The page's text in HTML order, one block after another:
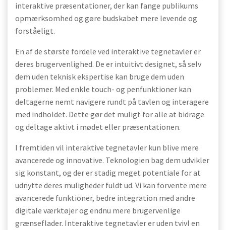
interaktive præsentationer, der kan fange publikums
opmærksomhed og gøre budskabet mere levende og
forståeligt.
En af de største fordele ved interaktive tegnetavler er
deres brugervenlighed. De er intuitivt designet, så selv
dem uden teknisk ekspertise kan bruge dem uden
problemer. Med enkle touch- og penfunktioner kan
deltagerne nemt navigere rundt på tavlen og interagere
med indholdet. Dette gør det muligt for alle at bidrage
og deltage aktivt i mødet eller præsentationen.
I fremtiden vil interaktive tegnetavler kun blive mere
avancerede og innovative. Teknologien bag dem udvikler
sig konstant, og der er stadig meget potentiale for at
udnytte deres muligheder fuldt ud. Vi kan forvente mere
avancerede funktioner, bedre integration med andre
digitale værktøjer og endnu mere brugervenlige
grænseflader. Interaktive tegnetavler er uden tvivl en